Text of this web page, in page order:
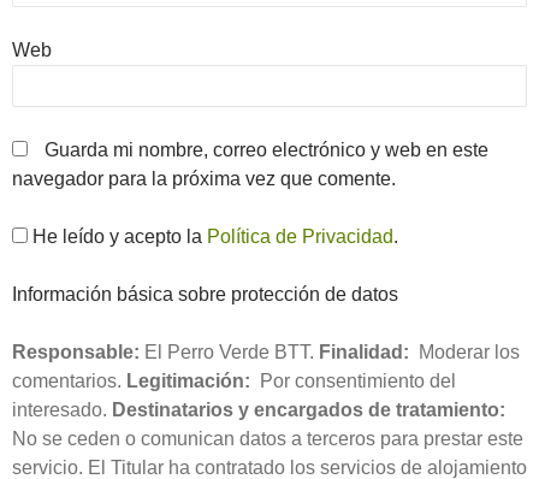
Web
Guarda mi nombre, correo electrónico y web en este
navegador para la próxima vez que comente.
He leído y acepto la Política de Privacidad.
Información básica sobre protección de datos
Responsable: El Perro Verde BTT. Finalidad: Moderar los
comentarios. Legitimación: Por consentimiento del
interesado. Destinatarios y encargados de tratamiento:
No se ceden o comunican datos a terceros para prestar este
servicio. El Titular ha contratado los servicios de alojamiento